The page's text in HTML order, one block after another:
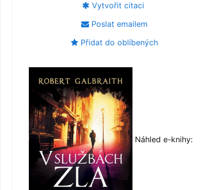
Vytvořit citaci
Poslat emailem
Přidat do oblíbených
Náhled e-knihy: